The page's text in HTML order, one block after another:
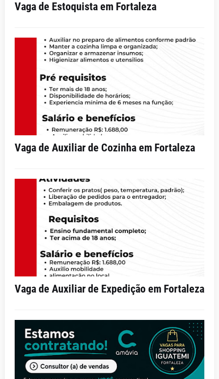
Vaga de Estoquista em Fortaleza
Vaga de Auxiliar de Cozinha em Fortaleza
Vaga de Auxiliar de Expedição em Fortaleza